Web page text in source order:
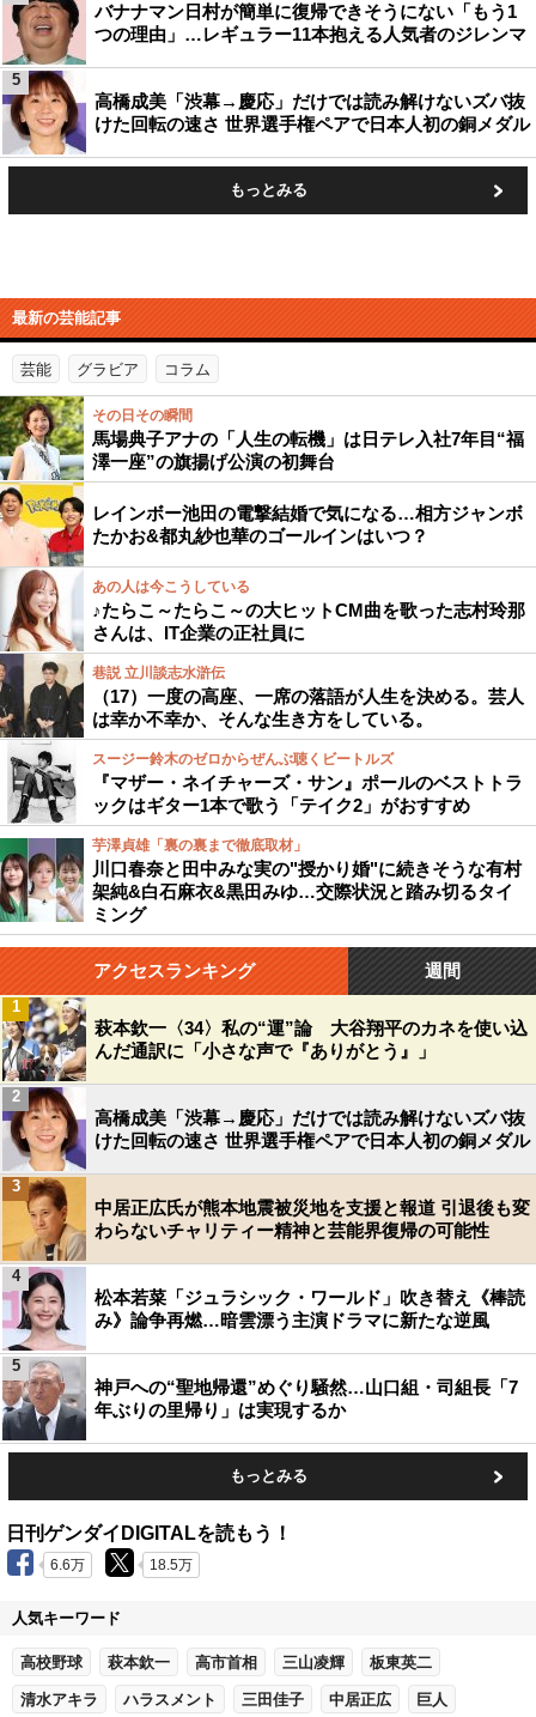
バナナマン日村が簡単に復帰できそうにない「もう1
つの理由」…レギュラー11本抱える人気者のジレンマ
高橋成美「渋幕→慶応」だけでは読み解けないズバ抜
けた回転の速さ 世界選手権ペアで日本人初の銅メダル
5
もっとみる
最新の芸能記事
芸能 グラビア コラム
その日その瞬間
馬場典子アナの「人生の転機」は日テレ入社7年目“福
澤一座”の旗揚げ公演の初舞台
レインボー池田の電撃結婚で気になる…相方ジャンボ
たかお&都丸紗也華のゴールインはいつ？
あの人は今こうしている
♪たらこ～たらこ～の大ヒットCM曲を歌った志村玲那
さんは、IT企業の正社員に
巷説 立川談志水滸伝
（17）一度の高座、一席の落語が人生を決める。芸人
は幸か不幸か、そんな生き方をしている。
スージー鈴木のゼロからぜんぶ聴くビートルズ
『マザー・ネイチャーズ・サン』ポールのベストトラ
ックはギター1本で歌う「テイク2」がおすすめ
芋澤貞雄「裏の裏まで徹底取材」
川口春奈と田中みな実の"授かり婚"に続きそうな有村
架純&白石麻衣&黒田みゆ…交際状況と踏み切るタイ
ミング
アクセスランキング 週間
萩本欽一〈34〉私の“運”論 大谷翔平のカネを使い込
んだ通訳に「小さな声で『ありがとう』」
1
高橋成美「渋幕→慶応」だけでは読み解けないズバ抜
けた回転の速さ 世界選手権ペアで日本人初の銅メダル
2
中居正広氏が熊本地震被災地を支援と報道 引退後も変
わらないチャリティー精神と芸能界復帰の可能性
3
松本若菜「ジュラシック・ワールド」吹き替え《棒読
み》論争再燃…暗雲漂う主演ドラマに新たな逆風
4
神戸への“聖地帰還”めぐり騒然…山口組・司組長「7
年ぶりの里帰り」は実現するか
5
もっとみる
日刊ゲンダイDIGITALを読もう！
6.6万 18.5万
人気キーワード
高校野球 萩本欽一 高市首相 三山凌輝 板東英二
清水アキラ ハラスメント 三田佳子 中居正広 巨人